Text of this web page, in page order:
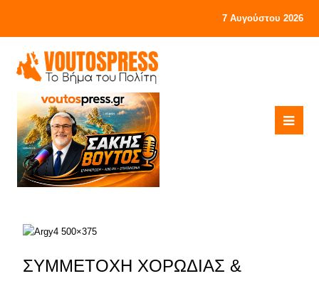
7 Αυγούστου 2026
ΣΥΜΜΕΤΟΧΗ ΧΟΡΩΔΙΑΣ &